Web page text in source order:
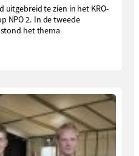
uitgebreid te zien in het KRO-
NPO 2. In de tweede
het thema